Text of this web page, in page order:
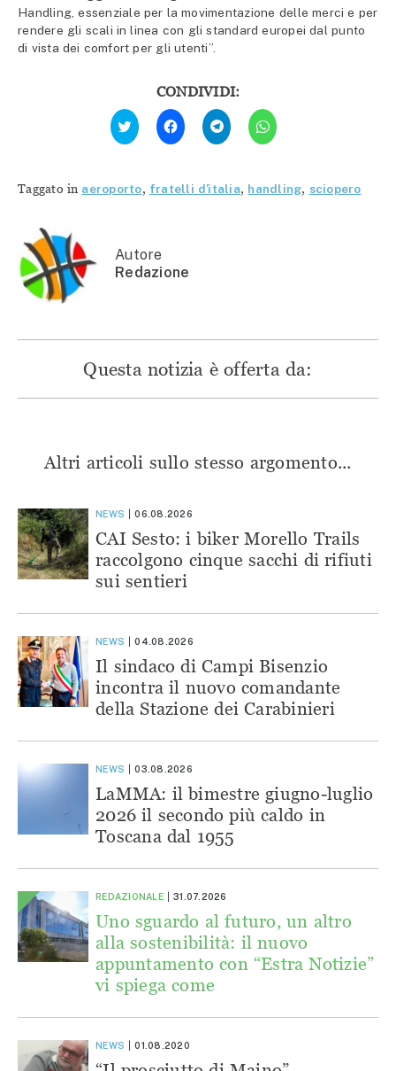
Handling, essenziale per la movimentazione delle merci e per
rendere gli scali in linea con gli standard europei dal punto
di vista dei comfort per gli utenti”.
CONDIVIDI:
Fai
clic
qui
Twitter
(Si
finestra)
Fai
clic
per
condividere
(Si
apre
Fai
clic
per
condividere
(Si
apre
Fai
clic
per
(Si
apre
Taggato in aeroporto, fratelli d'italia, handling, sciopero
Autore
Redazione
Questa notizia è offerta da:
Altri articoli sullo stesso argomento...
NEWS 06.08.2026
CAI Sesto: i biker Morello Trails
raccolgono cinque sacchi di rifiuti
sui sentieri
NEWS 04.08.2026
Il sindaco di Campi Bisenzio
incontra il nuovo comandante
della Stazione dei Carabinieri
NEWS 03.08.2026
LaMMA: il bimestre giugno-luglio
2026 il secondo più caldo in
Toscana dal 1955
REDAZIONALE 31.07.2026
Uno sguardo al futuro, un altro
alla sostenibilità: il nuovo
appuntamento con “Estra Notizie”
vi spiega come
NEWS 01.08.2020